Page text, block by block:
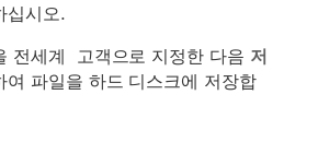
십시오.
전세계 고객으로 지정한 다음 저
여 파일을 하드 디스크에 저장합